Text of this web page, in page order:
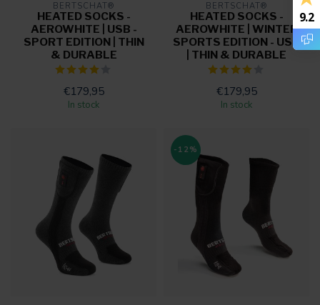
BERTSCHAT®
HEATED SOCKS -
AEROWHITE | USB -
SPORT EDITION | THIN
& DURABLE
€179,95
In stock
BERTSCHAT®
HEATED SOCKS -
AEROWHITE | WINTER
SPORTS EDITION - USB
| THIN & DURABLE
€179,95
In stock
-12%
9.2